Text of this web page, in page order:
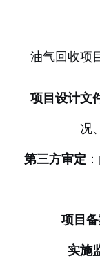
油气回收项
项目设计文
况
第三方审定
项目
实施